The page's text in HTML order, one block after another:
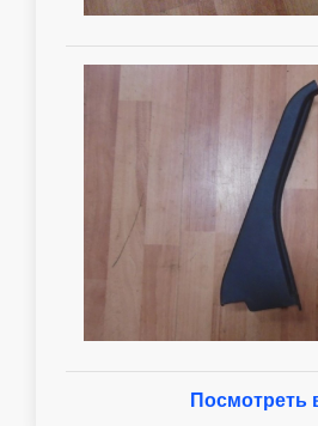
Посмотреть